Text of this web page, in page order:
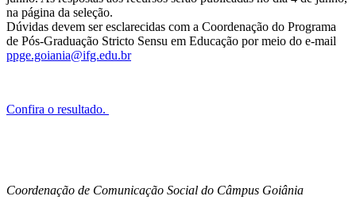
na página da seleção.
Dúvidas devem ser esclarecidas com a Coordenação do Programa
de Pós-Graduação Stricto Sensu em Educação por meio do e-mail
ppge.goiania@ifg.edu.br
Confira o resultado.
Coordenação de Comunicação Social do Câmpus Goiânia